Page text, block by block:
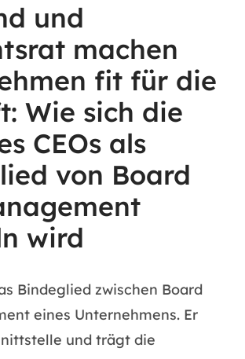
und
machen
fit für die
Wie sich die
CEOs als
von Board
wird
Bindeglied zwischen Board
eines Unternehmens. Er
und trägt die